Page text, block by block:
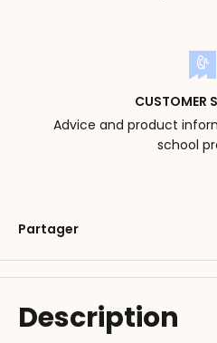
CUSTOMER
Advice and product
school
Partager
Description